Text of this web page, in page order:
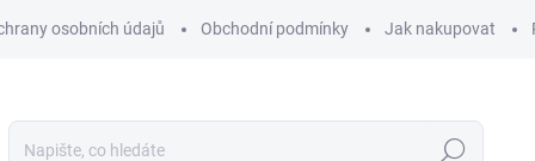
osobních údajů Obchodní podmínky Jak nakupovat
Hledat